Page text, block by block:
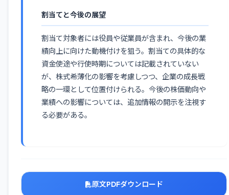
割当てと今後の展望
割当て対象者には役員や従業員が含まれ、今後の業
績向上に向けた動機付けを狙う。割当ての具体的な
資金使途や行使時期については記載されていない
が、株式希薄化の影響を考慮しつつ、企業の成長戦
略の一環として位置付けられる。今後の株価動向や
業績への影響については、追加情報の開示を注視す
る必要がある。
原文PDFダウンロード